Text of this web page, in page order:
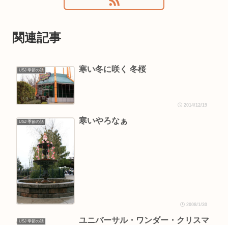
関連記事
USJ 季節の話 寒い冬に咲く 冬桜
2014/12/19
USJ 季節の話 寒いやろなぁ
2008/1/30
USJ 季節の話
ユニバーサル・ワンダー・クリスマ